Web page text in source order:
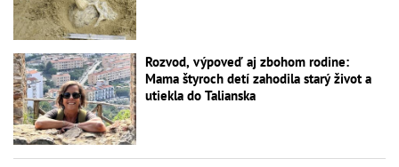
Rozvod, výpoveď aj zbohom rodine:
Mama štyroch detí zahodila starý život a
utiekla do Talianska